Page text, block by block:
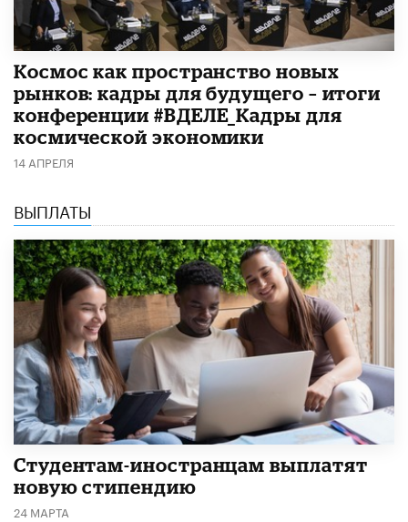
Космос как пространство новых
рынков: кадры для будущего – итоги
конференции #ВДЕЛЕ_Кадры для
космической экономики
14 АПРЕЛЯ
ВЫПЛАТЫ
Студентам-иностранцам выплатят
новую стипендию
24 МАРТА